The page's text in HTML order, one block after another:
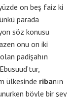
on beş faiz ki
parada
söz konusu
onu on iki
padişahın
ülkesinde ribanın
böyle bir şey